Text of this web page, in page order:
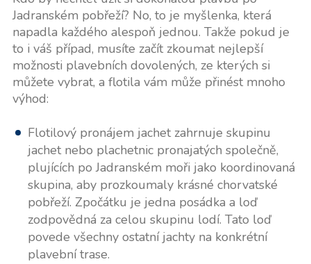
Jadranském pobřeží? No, to je myšlenka, která
napadla každého alespoň jednou. Takže pokud je
to i váš případ, musíte začít zkoumat nejlepší
možnosti plavebních dovolených, ze kterých si
můžete vybrat, a flotila vám může přinést mnoho
výhod:
Flotilový pronájem jachet zahrnuje skupinu
jachet nebo plachetnic pronajatých společně,
plujících po Jadranském moři jako koordinovaná
skupina, aby prozkoumaly krásné chorvatské
pobřeží. Zpočátku je jedna posádka a loď
zodpovědná za celou skupinu lodí. Tato loď
povede všechny ostatní jachty na konkrétní
plavební trase.